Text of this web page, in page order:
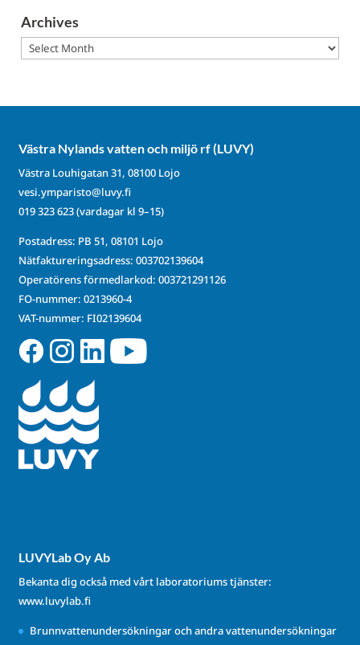
Archives
Archives
Västra Nylands vatten och miljö rf (LUVY)
Västra Louhigatan 31, 08100 Lojo
vesi.ymparisto@luvy.fi
019 323 623(vardagar kl 9–15)
Postadress: PB 51, 08101 Lojo
Nätfaktureringsadress: 003702139604
Operatörens förmedlarkod: 003721291126
FO-nummer: 0213960-4
VAT-nummer: FI02139604
LUVYLab Oy Ab
Bekanta dig också med vårt laboratoriums tjänster:
www.luvylab.fi
Brunnvattenundersökningar och andra vattenundersökningar